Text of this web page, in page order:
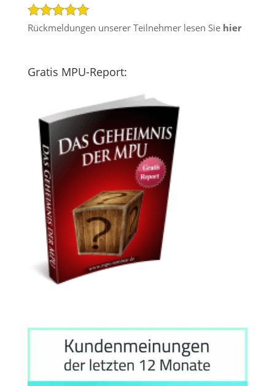
Rückmeldungen unserer Teilnehmer lesen Sie hier
Gratis MPU-Report: